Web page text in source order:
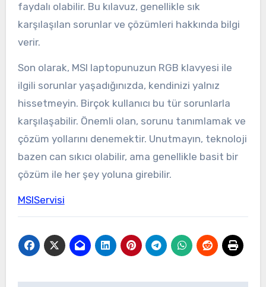
faydalı olabilir. Bu kılavuz, genellikle sık
karşılaşılan sorunlar ve çözümleri hakkında bilgi
verir.
Son olarak, MSI laptopunuzun RGB klavyesi ile
ilgili sorunlar yaşadığınızda, kendinizi yalnız
hissetmeyin. Birçok kullanıcı bu tür sorunlarla
karşılaşabilir. Önemli olan, sorunu tanımlamak ve
çözüm yollarını denemektir. Unutmayın, teknoloji
bazen can sıkıcı olabilir, ama genellikle basit bir
çözüm ile her şey yoluna girebilir.
MSIServisi